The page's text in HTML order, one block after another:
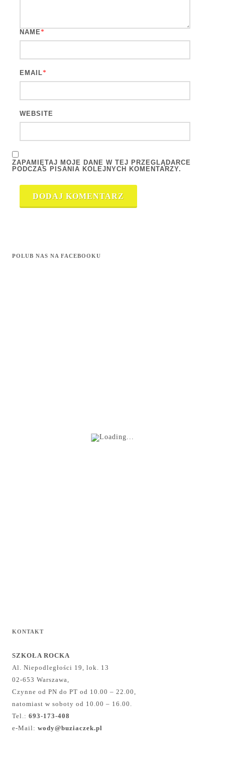
NAME*
EMAIL*
WEBSITE
ZAPAMIĘTAJ MOJE DANE W TEJ PRZEGLĄDARCE
PODCZAS PISANIA KOLEJNYCH KOMENTARZY.
POLUB NAS NA FACEBOOKU
KONTAKT
SZKOŁA ROCKA
Al. Niepodległości 19, lok. 13
02-653 Warszawa,
Czynne od PN do PT od 10.00 – 22.00,
natomiast w soboty od 10.00 – 16.00.
Tel.: 693-173-408
e-Mail: wody@buziaczek.pl